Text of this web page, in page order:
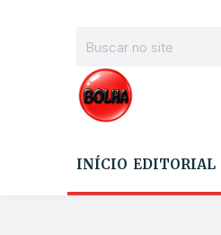
INÍCIO EDITORIAL